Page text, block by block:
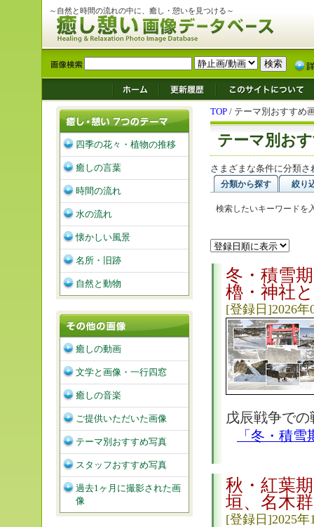
～自然と時間の流れの中に、癒し・憩いを見つける～
TOP / テーマ別おすすめ
テーマ別お
さまざまな条件に分類
分類から探す 絞り
検索したいキーワードを
冬・積雪
櫓・神社
[登録日]2026年
戊辰戦争で
「冬・積
秋・紅葉
垣、名木
[登録日]2025年
四季の花々・植物の推移
癒しの言葉
時間の流れ
水の流れ
懐かしい風景
名所・旧跡
自然と動物
癒しの動画
文学と画像・一行四窓
癒しの音楽
ご提供いただいた画像
テーマ別おすすめ写真
スタッフおすすめ写真
過去1ヶ月に撮影された画
像